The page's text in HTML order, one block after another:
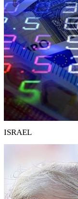
ISRAEL